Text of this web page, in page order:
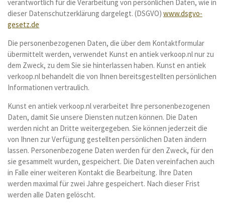
verantwortlich für die Verarbeitung von persönlichen Daten, wie in
dieser Datenschutzerklärung dargelegt. (DSGVO) www.dsgvo-
gesetz.de
Die personenbezogenen Daten, die über dem Kontaktformular
übermittelt werden, verwendet Kunst en antiek verkoop.nl nur zu
dem Zweck, zu dem Sie sie hinterlassen haben. Kunst en antiek
verkoop.nl behandelt die von Ihnen bereitsgestellten persönlichen
Informationen vertraulich.
Kunst en antiek verkoop.nl verarbeitet Ihre personenbezogenen
Daten, damit Sie unsere Diensten nutzen können. Die Daten
werden nicht an Dritte weitergegeben. Sie können jederzeit die
von Ihnen zur Verfügung gestellten persönlichen Daten ändern
lassen. Personenbezogene Daten werden für den Zweck, für den
sie gesammelt wurden, gespeichert. Die Daten vereinfachen auch
in Falle einer weiteren Kontakt die Bearbeitung. Ihre Daten
werden maximal für zwei Jahre gespeichert. Nach dieser Frist
werden alle Daten gelöscht.